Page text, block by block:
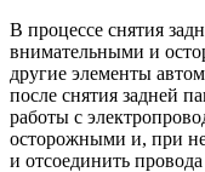
В процессе снятия
внимательными и
другие элементы
после снятия задней
работы с
осторожными и, при
и отсоединить